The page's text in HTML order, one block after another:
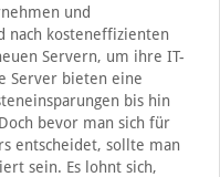
und
nach kosteneffizienten
Servern, um ihre IT-
Server bieten eine
bis hin
bevor man sich für
entscheidet, sollte man
sein. Es lohnt sich,